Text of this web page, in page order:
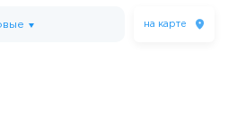
на карте